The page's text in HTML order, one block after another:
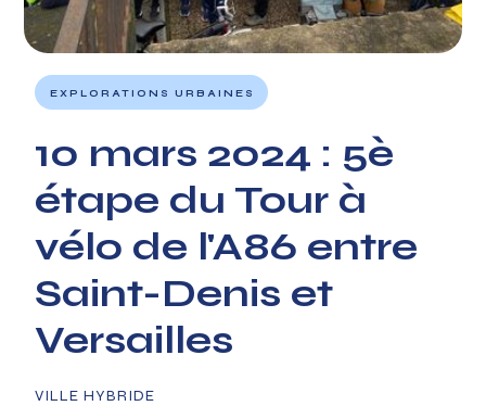
EXPLORATIONS URBAINES
10 mars 2024 : 5è
étape du Tour à
vélo de l'A86 entre
Saint-Denis et
Versailles
VILLE HYBRIDE